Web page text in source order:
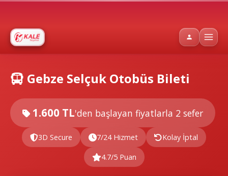
Gebze Selçuk Otobüs Bileti
1.600 TL'den başlayan fiyatlarla 2 sefer
3D Secure 7/24 Hizmet Kolay İptal
4.7/5 Puan